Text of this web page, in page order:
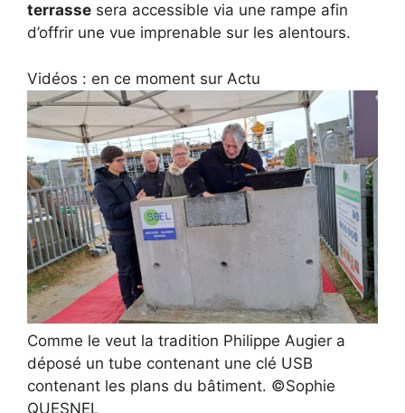
terrasse sera accessible via une rampe afin
d’offrir une vue imprenable sur les alentours.
Vidéos : en ce moment sur Actu
Comme le veut la tradition Philippe Augier a
déposé un tube contenant une clé USB
contenant les plans du bâtiment. ©Sophie
QUESNEL